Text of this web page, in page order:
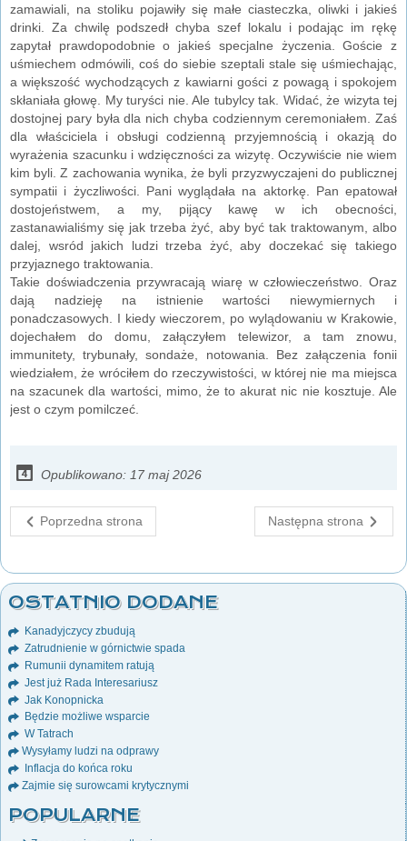
zamawiali, na stoliku pojawiły się małe ciasteczka, oliwki i jakieś
drinki. Za chwilę podszedł chyba szef lokalu i podając im rękę
zapytał prawdopodobnie o jakieś specjalne życzenia. Goście z
uśmiechem odmówili, coś do siebie szeptali stale się uśmiechając,
a większość wychodzących z kawiarni gości z powagą i spokojem
skłaniała głowę. My turyści nie. Ale tubylcy tak. Widać, że wizyta tej
dostojnej pary była dla nich chyba codziennym ceremoniałem. Zaś
dla właściciela i obsługi codzienną przyjemnością i okazją do
wyrażenia szacunku i wdzięczności za wizytę. Oczywiście nie wiem
kim byli. Z zachowania wynika, że byli przyzwyczajeni do publicznej
sympatii i życzliwości. Pani wyglądała na aktorkę. Pan epatował
dostojeństwem, a my, pijący kawę w ich obecności,
zastanawialiśmy się jak trzeba żyć, aby być tak traktowanym, albo
dalej, wsród jakich ludzi trzeba żyć, aby doczekać się takiego
przyjaznego traktowania.
Takie doświadczenia przywracają wiarę w człowieczeństwo. Oraz
dają nadzieję na istnienie wartości niewymiernych i
ponadczasowych. I kiedy wieczorem, po wylądowaniu w Krakowie,
dojechałem do domu, załączyłem telewizor, a tam znowu,
immunitety, trybunały, sondaże, notowania. Bez załączenia fonii
wiedziałem, że wróciłem do rzeczywistości, w której nie ma miejsca
na szacunek dla wartości, mimo, że to akurat nic nie kosztuje. Ale
jest o czym pomilczeć.
Opublikowano: 17 maj 2026
Poprzedna strona Następna strona
OSTATNIO DODANE
Kanadyjczycy zbudują
Zatrudnienie w górnictwie spada
Rumunii dynamitem ratują
Jest już Rada Interesariusz
Jak Konopnicka
Będzie możliwe wsparcie
W Tatrach
Wysyłamy ludzi na odprawy
Inflacja do końca roku
Zajmie się surowcami krytycznymi
POPULARNE